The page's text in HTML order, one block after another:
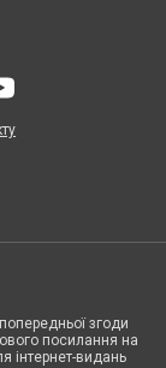
згоди
посилання на
інтернет-видань